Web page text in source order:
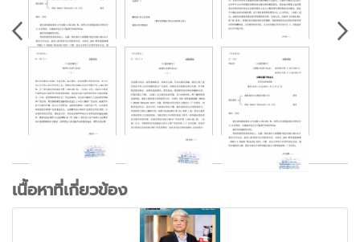
เนื้อหาที่เกี่ยวข้อง